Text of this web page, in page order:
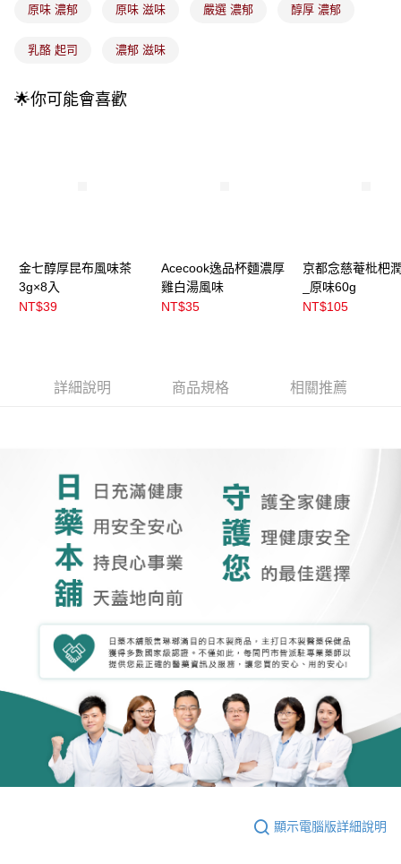
醒簡訊。
1.本服務係由「台灣大哥大股份有限公司」（以下簡稱本公司）所提供，讓
用戶於交易時，得透過本服務購買商品或服務，並由商店將買賣／分期付款
每筆NT$100，滿NT$899(含以上)免運費
付款後7-11取貨
付款後門市自取
每筆NT$100，滿NT$399(含以上)免運費
原味 濃郁 原味 滋味 嚴選 濃郁 醇厚 濃郁
乳酪 起司 濃郁 滋味
🌟你可能會喜歡
金七醇厚昆布風味茶
3g×8入
NT$39
Acecook逸品杯麵濃厚
雞白湯風味
NT$35
京都念慈菴枇杷
_原味60g
NT$105
詳細說明 商品規格 相關推薦
顯示電腦版詳細說明